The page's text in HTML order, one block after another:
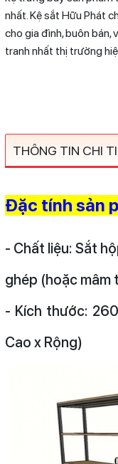
nhất. Kệ sắt Hữu Phát
cho gia đình, buôn bán,
tranh nhất thị trường
THÔNG TIN CHI
Đặc tính sản
- Chất liệu: Sắt
ghép (hoặc mâm
- Kích thước:
Cao x Rộng)